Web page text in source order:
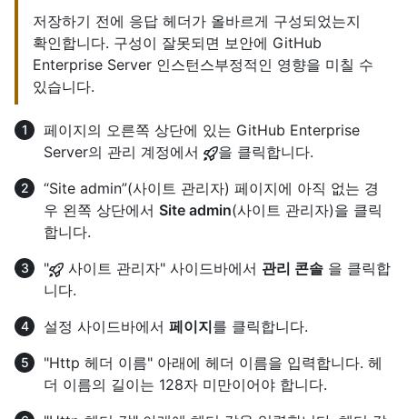
저장하기 전에 응답 헤더가 올바르게 구성되었는지
확인합니다. 구성이 잘못되면 보안에 GitHub
Enterprise Server 인스턴스부정적인 영향을 미칠 수
있습니다.
페이지의 오른쪽 상단에 있는 GitHub Enterprise
Server의 관리 계정에서
을 클릭합니다.
“Site admin”(사이트 관리자) 페이지에 아직 없는 경
우 왼쪽 상단에서 Site admin(사이트 관리자)을 클릭
합니다.
"
사이트 관리자" 사이드바에서 관리 콘솔 을 클릭합
니다.
설정 사이드바에서 페이지를 클릭합니다.
"Http 헤더 이름" 아래에 헤더 이름을 입력합니다. 헤
더 이름의 길이는 128자 미만이어야 합니다.